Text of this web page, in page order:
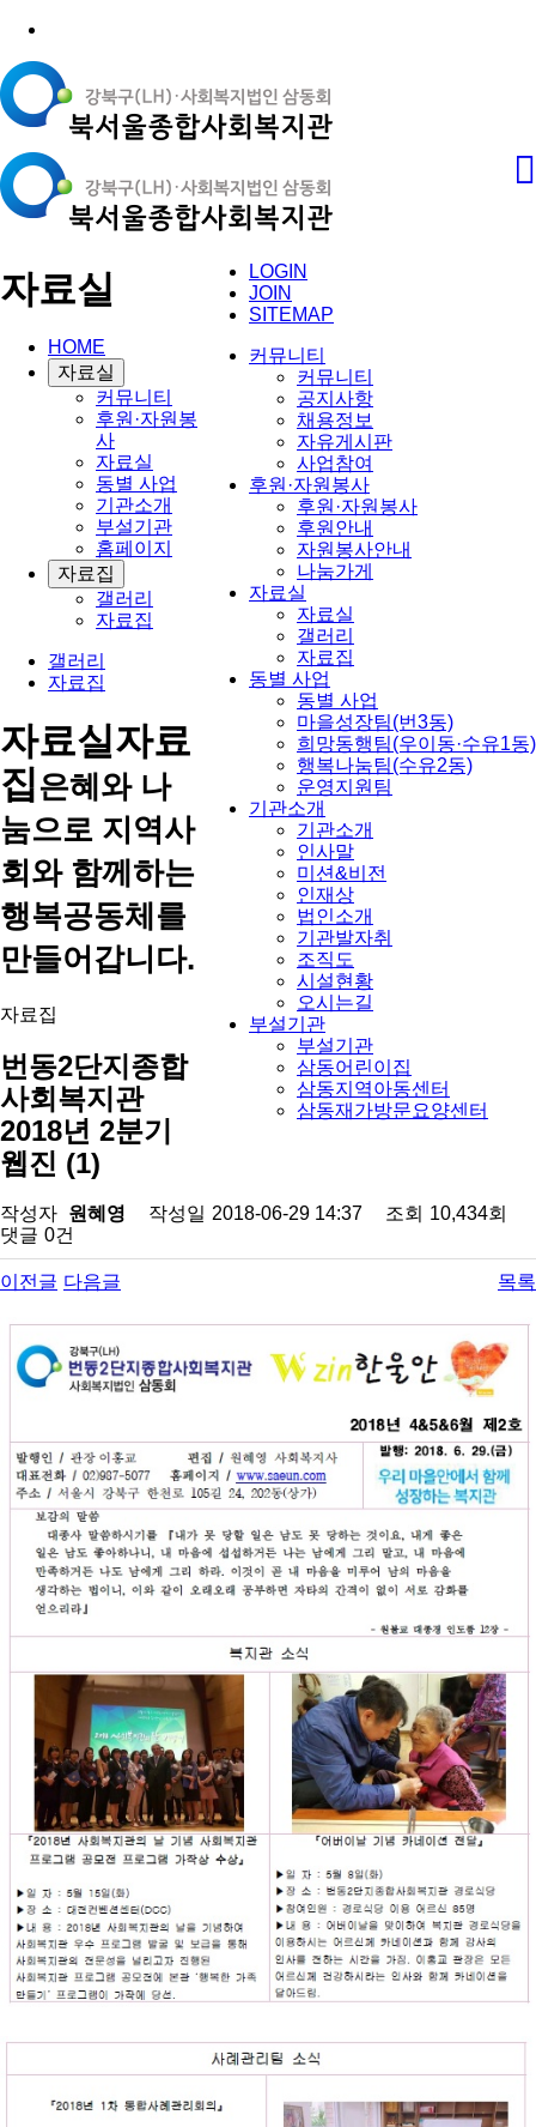
LOGIN
JOIN
SITEMAP
커뮤니티
커뮤니티
공지사항
채용정보
자유게시판
사업참여
후원·자원봉사
후원·자원봉사
후원안내
자원봉사안내
나눔가게
자료실
자료실
갤러리
자료집
동별 사업
동별 사업
마을성장팀(번3동)
희망동행팀(우이동·수유1동)
행복나눔팀(수유2동)
운영지원팀
기관소개
기관소개
인사말
미션&비전
인재상
법인소개
기관발자취
조직도
시설현황
오시는길
부설기관
부설기관
삼동어린이집
삼동지역아동센터
삼동재가방문요양센터
자료실
HOME
자료실
커뮤니티
후원·자원봉
사
자료실
동별 사업
기관소개
부설기관
홈페이지
자료집
갤러리
자료집
갤러리
자료집
자료실자료
집은혜와 나
눔으로 지역사
회와 함께하는
행복공동체를
만들어갑니다.
자료집
번동2단지종합
사회복지관
2018년 2분기
웹진 (1)
작성자 원혜영 작성일 2018-06-29 14:37 조회 10,434회
댓글 0건
이전글 다음글 목록